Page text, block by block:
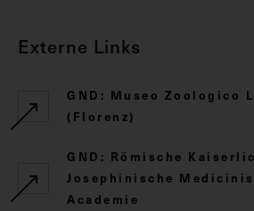
Externe Links
GND: Museo Zoologico
(Florenz)
GND: Römische
Josephinische
Academie